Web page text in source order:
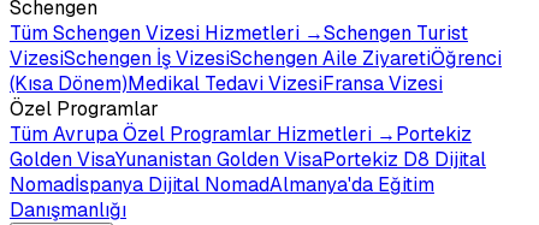
Schengen
TümSchengen Vizesi Hizmetleri →Schengen Turist
VizesiSchengen İş VizesiSchengen Aile ZiyaretiÖğrenci
(Kısa Dönem)Medikal Tedavi VizesiFransa Vizesi
Özel Programlar
TümAvrupa Özel Programlar Hizmetleri →Portekiz
Golden VisaYunanistan Golden VisaPortekiz D8 Dijital
Nomadİspanya Dijital NomadAlmanya'da Eğitim
Danışmanlığı